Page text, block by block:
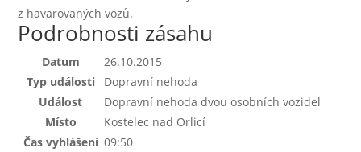
z havarovaných vozů.
Podrobnosti zásahu
Datum
26.10.2015
Typ události
Dopravní nehoda
Událost
Dopravní nehoda dvou osobních vozidel
Místo
Kostelec nad Orlicí
Čas vyhlášení 09:50